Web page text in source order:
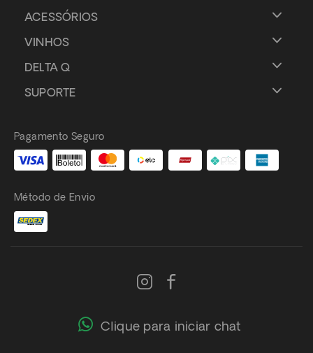
ACESSÓRIOS
VINHOS
DELTA Q
SUPORTE
Pagamento Seguro
Método de Envio
Clique para iniciar chat